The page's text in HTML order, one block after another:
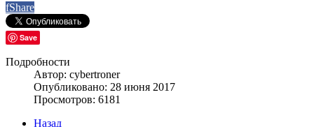
fShare
Save
Подробности
Автор: cybertroner
Опубликовано: 28 июня 2017
Просмотров: 6181
Назад